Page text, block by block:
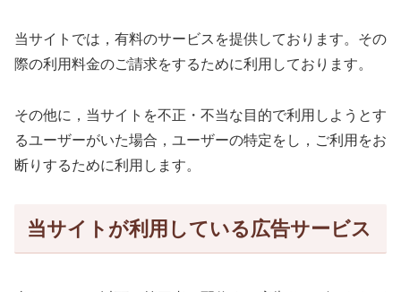
当サイトでは，有料のサービスを提供しております。その
際の利用料金のご請求をするために利用しております。
その他に，当サイトを不正・不当な目的で利用しようとす
るユーザーがいた場合，ユーザーの特定をし，ご利用をお
断りするために利用します。
当サイトが利用している広告サービス